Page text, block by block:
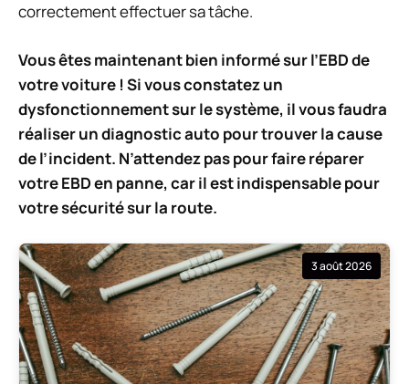
correctement effectuer sa tâche.
Vous êtes maintenant bien informé sur l’EBD de
votre voiture ! Si vous constatez un
dysfonctionnement sur le système, il vous faudra
réaliser un diagnostic auto pour trouver la cause
de l’incident. N’attendez pas pour faire réparer
votre EBD en panne, car il est indispensable pour
votre sécurité sur la route.
3 août 2026